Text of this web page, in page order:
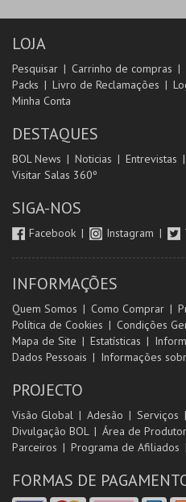
LOJA
Pesquisar Carrinho de compras
Packs
Livro de Reclamações
Minha Conta
DESTAQUES
BOL News Noticias Entrevistas
Visitar Salas 360º
SIGA-NOS
Facebook Instagram
INFORMAÇÕES
Quem Somos Como Comprar
Política de Cookies
Condições
Mapa de Site
Estatísticas
Dados Pessoais
Informações
PROJECTO
Visão Global Adesão Serviços
Divulgação BOL
Área de
Parceiros
Programa de Afiliados
FORMAS DE